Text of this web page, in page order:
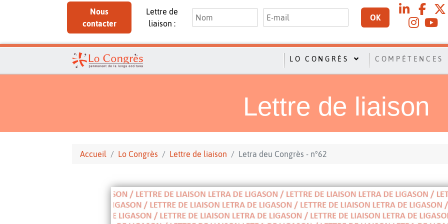
Nous
contacter
Lettre de
liaison :
OK
LO CONGRÈS COMPÉTENCES
Lettre de liaison
Accueil Lo Congrès Lettre de liaison Letra deu Congrès - n°62